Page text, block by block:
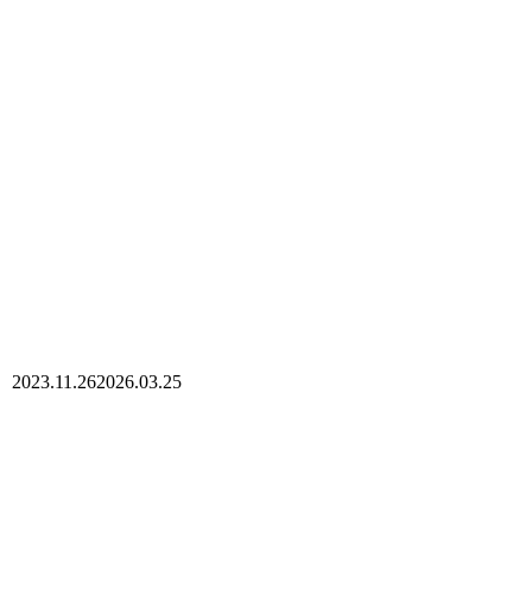
2023.11.262026.03.25